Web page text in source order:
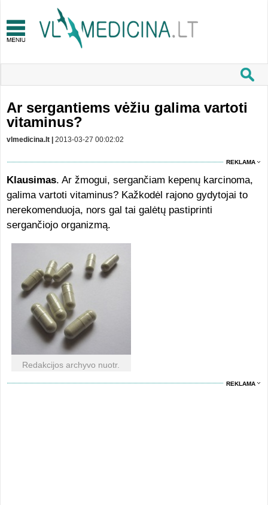
Ar sergantiems vėžiu galima vartoti
vitaminus?
vlmedicina.lt | 2013-03-27 00:02:02
REKLAMA
Klausimas. Ar žmogui, sergančiam kepenų karcinoma,
galima vartoti vitaminus? Kažkodėl rajono gydytojai to
nerekomenduoja, nors gal tai galėtų pastiprinti
sergančiojo organizmą.
Redakcijos archyvo nuotr.
REKLAMA